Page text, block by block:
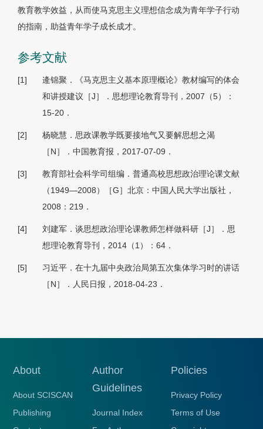
教育教学效益，从而使马克思主义理想信念成为青年学子行动
的指南，助益青年学子成长成才。
参考文献
[1]
逄锦聚．《马克思主义基本原理概论》教材编写的体会
和讲授建议［J］．思想理论教育导刊，2007（5）：
15-20．
[2]
杨晓慧．思政课教学既要接地气又要解思想之渴
［N］．中国教育报，2017-07-09．
[3]
教育部社会科学司组编．普通高校思想政治理论课文献
（1949—2008）［G］北京：中国人民大学出版社，
2008：219．
[4]
刘建军．谈思想政治理论课教师怎样做科研［J］．思
想理论教育导刊，2014（1）：64．
[5]
习近平．在十九届中央政治局第五次集体学习时的讲话
［N］．人民日报，2018-04-23．
About
About SCISCAN
Publishing
Author
Guidelines
Journal Index
Policies
Privacy Policy
Terms of Use